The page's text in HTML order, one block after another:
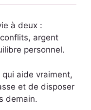
à deux :
argent
personnel.
aide vraiment,
et de disposer
demain.